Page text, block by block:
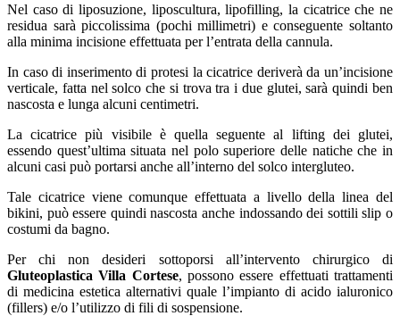
Nel caso di liposuzione, liposcultura, lipofilling, la cicatrice che ne
residua sarà piccolissima (pochi millimetri) e conseguente soltanto
alla minima incisione effettuata per l’entrata della cannula.
In caso di inserimento di protesi la cicatrice deriverà da un’incisione
verticale, fatta nel solco che si trova tra i due glutei, sarà quindi ben
nascosta e lunga alcuni centimetri.
La cicatrice più visibile è quella seguente al lifting dei glutei,
essendo quest’ultima situata nel polo superiore delle natiche che in
alcuni casi può portarsi anche all’interno del solco intergluteo.
Tale cicatrice viene comunque effettuata a livello della linea del
bikini, può essere quindi nascosta anche indossando dei sottili slip o
costumi da bagno.
Per chi non desideri sottoporsi all’intervento chirurgico di
Gluteoplastica Villa Cortese, possono essere effettuati trattamenti
di medicina estetica alternativi quale l’impianto di acido ialuronico
(fillers) e/o l’utilizzo di fili di sospensione.